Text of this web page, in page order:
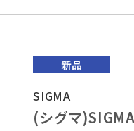
SIGMA
(シグマ